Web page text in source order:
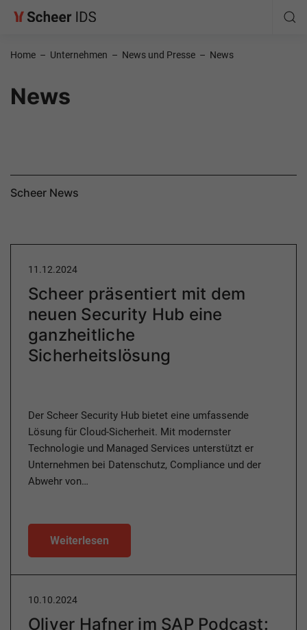
Home – Unternehmen – News und Presse – News
News
Scheer News
11.12.2024
Scheer präsentiert mit dem
neuen Security Hub eine
ganzheitliche
Sicherheitslösung
Der Scheer Security Hub bietet eine umfassende
Lösung für Cloud-Sicherheit. Mit modernster
Technologie und Managed Services unterstützt er
Unternehmen bei Datenschutz, Compliance und der
Abwehr von…
Weiterlesen
10.10.2024
Oliver Hafner im SAP Podcast: